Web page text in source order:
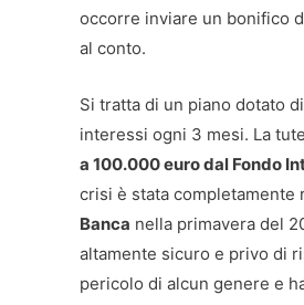
occorre inviare un bonifico
al conto.
Si tratta di un piano dotato
interessi ogni 3 mesi. La
a 100.000 euro dal Fondo
crisi è stata completamente
Banca nella primavera del
altamente sicuro e privo di
pericolo di alcun genere e